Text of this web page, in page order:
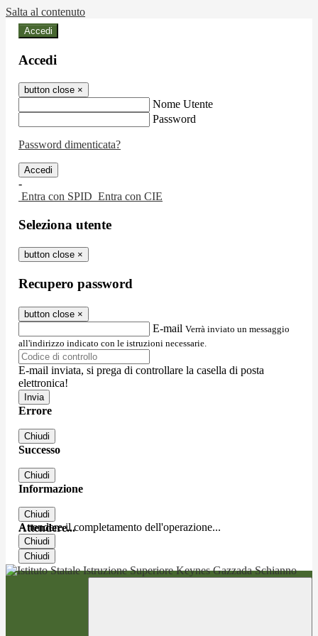
Salta al contenuto
Accedi
Accedi
button close ×
Nome Utente
Password
Password dimenticata?
-
Entra con SPID Entra con CIE
Seleziona utente
button close ×
Recupero password
button close ×
E-mail Verrà inviato un messaggio
all'indirizzo indicato con le istruzioni necessarie.
E-mail inviata, si prega di controllare la casella di posta
elettronica!
Errore
Chiudi
Successo
Chiudi
Informazione
Chiudi
Attendere...
Attendere il completamento dell'operazione...
Chiudi
Chiudi